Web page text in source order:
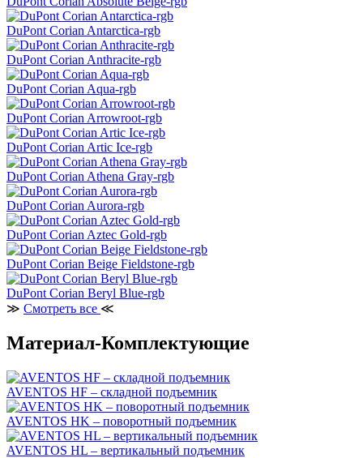
DuPont Corian Antarctica-rgb
DuPont Corian Anthracite-rgb
DuPont Corian Aqua-rgb
DuPont Corian Arrowroot-rgb
DuPont Corian Artic Ice-rgb
DuPont Corian Athena Gray-rgb
DuPont Corian Aurora-rgb
DuPont Corian Aztec Gold-rgb
DuPont Corian Beige Fieldstone-rgb
DuPont Corian Beryl Blue-rgb
≫ Смотреть все ≪
Материал-Комплектующие
AVENTOS HF – складной подъемник
AVENTOS HK – поворотный подъемник
AVENTOS HL – вертикальный подъемник